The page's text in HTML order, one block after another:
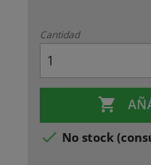
Cantidad

 No stock